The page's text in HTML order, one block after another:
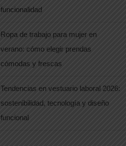
funcionalidad
Ropa de trabajo para mujer en
verano: cómo elegir prendas
cómodas y frescas
Tendencias en vestuario laboral 2026:
sostenibilidad, tecnología y diseño
funcional